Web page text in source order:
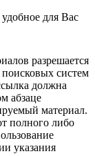
для Вас
разрешается
систем
должна
абзаце
материал.
полного либо
указания